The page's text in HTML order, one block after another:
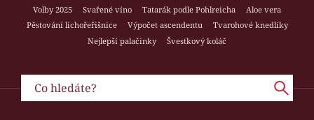
Volby 2025
Svařené víno Tatarák podle Pohlreicha
Aloe vera
Pěstování lichořeřišnice
Výpočet ascendentu
Tvarohové knedlíky
Nejlepší palačinky
Švestkový koláč